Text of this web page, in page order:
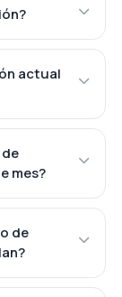
actual
mes?
de